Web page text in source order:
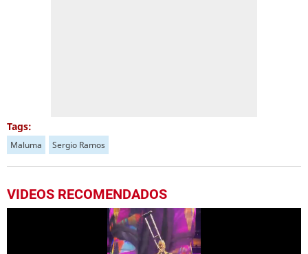
Tags:
Maluma Sergio Ramos
VIDEOS RECOMENDADOS